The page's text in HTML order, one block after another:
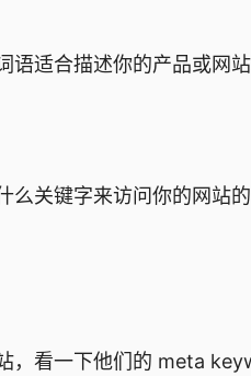
合描述你的产品或网站
关键字来访问你的网站
看一下他们的 meta